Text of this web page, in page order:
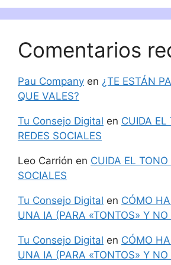
Comentarios
Pau Company en ¿TE ESTÁN
QUE VALES?
Tu Consejo Digital en CUIDA EL
REDES SOCIALES
Leo Carrión en CUIDA EL
SOCIALES
Tu Consejo Digital en CÓMO
UNA IA (PARA «TONTOS» Y NO
Tu Consejo Digital en CÓMO
UNA IA (PARA «TONTOS» Y NO